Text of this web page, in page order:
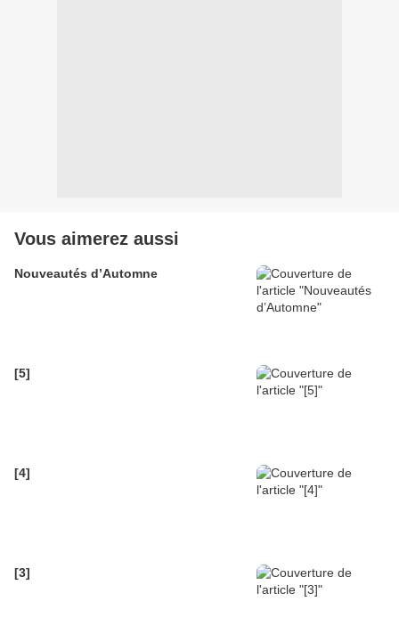
Vous aimerez aussi
Nouveautés d’Automne
[5]
[4]
[3]